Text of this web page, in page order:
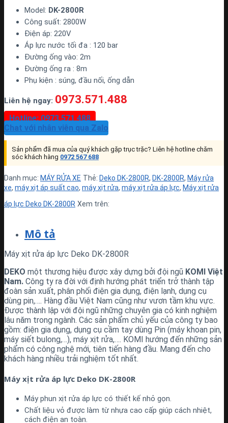
Model: DK-2800R
Công suất: 2800W
Điện áp: 220V
Áp lực nước tối đa : 120 bar
Đường ống vào: 2m
Đường ống ra : 8m
Phụ kiện : súng, đầu nối, ống dẫn
Liên hệ ngay: 0973.571.488
Hotline: 0973 571 488
Chat với nhân viên qua Zalo
Sản phẩm đã mua của quý khách gặp trục trặc? Liên hệ hotline chăm
sóc khách hàng 0972 567 688
Danh mục: MÁY RỬA XE Thẻ: Deko DK-2800R, DK-2800R, Máy rửa
xe, máy xịt áp suất cao, máy xịt rửa, máy xịt rửa áp lực, Máy xịt rửa
áp lực Deko DK-2800R Xem trên:
Mô tả
Máy xịt rửa áp lực Deko DK-2800R
DEKO một thương hiệu được xây dựng bởi đội ngũ KOMI Việt
Nam. Công ty ra đời với định hướng phát triển trở thành tập
đoàn sản xuất, phân phối điện gia dụng, điện lạnh, dụng cụ
dùng pin,…. Hàng đầu Việt Nam cũng như vươn tầm khu vực.
Được thành lập với đội ngũ những chuyên gia có kinh nghiệm
lâu năm trong ngành. Các sản phẩm chủ yếu của công ty bao
gồm: điện gia dụng, dụng cụ cầm tay dùng Pin (máy khoan pin,
máy siết bulong,…), máy xịt rửa,…. KOMI hướng đến những sản
phẩm có công nghệ mới, tiên tiến hàng đầu. Mang đến cho
khách hàng nhiều trải nghiệm tốt nhất.
Máy xịt rửa áp lực Deko DK-2800R
Máy phun xịt rửa áp lực có thiết kế nhỏ gọn.
Chất liệu vỏ được làm từ nhựa cao cấp giúp cách nhiệt,
cách điện an toàn.